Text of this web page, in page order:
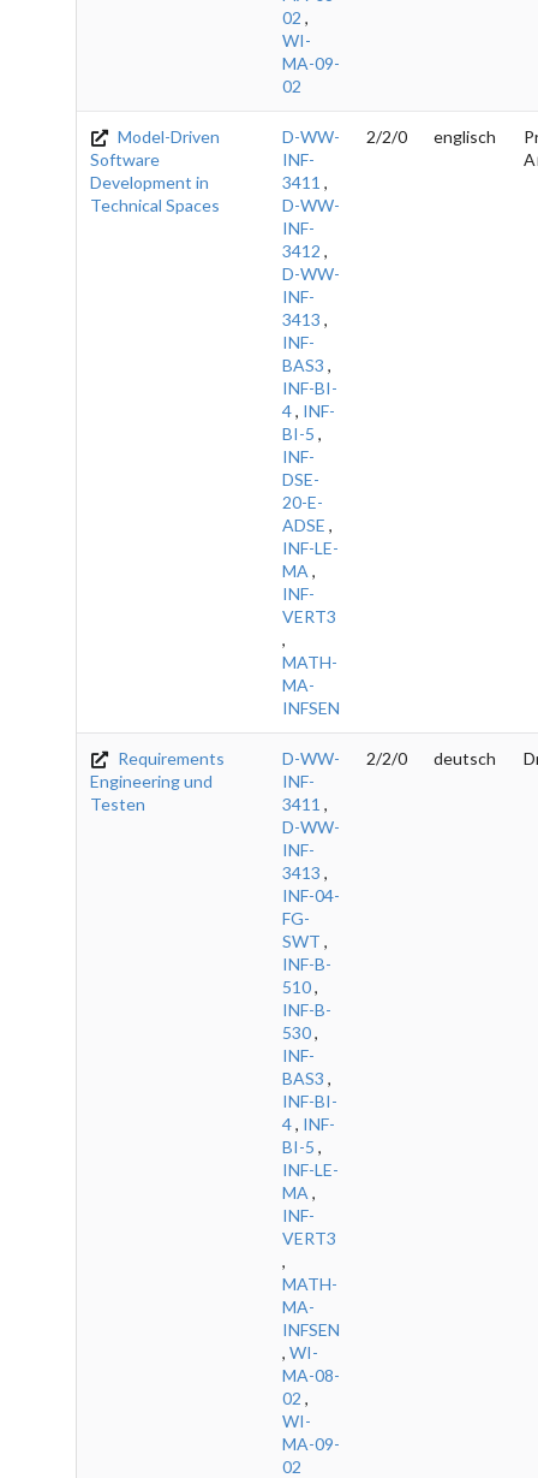
02 ,
WI-
MA-09-
02
Model-Driven
Software
Development in
Technical Spaces
D-WW-
INF-
3411 ,
D-WW-
INF-
3412 ,
D-WW-
INF-
3413 ,
INF-
BAS3 ,
INF-BI-
4, INF-
BI-5 ,
INF-
DSE-
20-E-
ADSE ,
INF-LE-
MA ,
INF-
VERT3
,
MATH-
MA-
INFSEN
2/2/0 englisch
Requirements
Engineering und
Testen
D-WW-
INF-
3411 ,
D-WW-
INF-
3413 ,
INF-04-
FG-
SWT ,
INF-B-
510,
INF-B-
530,
INF-
BAS3 ,
INF-BI-
4, INF-
BI-5 ,
INF-LE-
MA ,
INF-
VERT3
,
MATH-
MA-
INFSEN
, WI-
MA-08-
02 ,
WI-
MA-09-
02
2/2/0 deutsch